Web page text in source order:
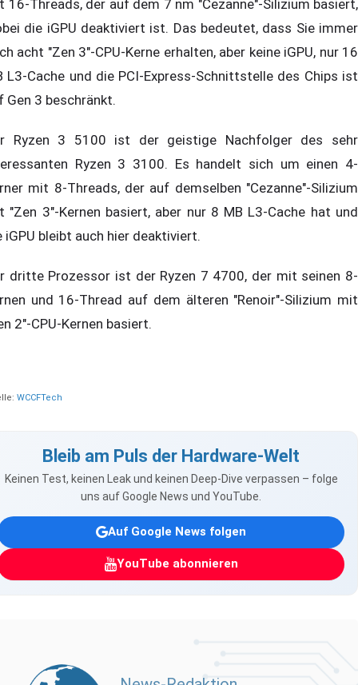
16-Threads, der auf dem 7 nm "Cezanne"-Silizium basiert,
die iGPU deaktiviert ist. Das bedeutet, dass Sie immer
acht "Zen 3"-CPU-Kerne erhalten, aber keine iGPU, nur 16
L3-Cache und die PCI-Express-Schnittstelle des Chips ist
Gen 3 beschränkt.
Ryzen 3 5100 ist der geistige Nachfolger des sehr
Ryzen 3 3100. Es handelt sich um einen 4-
mit 8-Threads, der auf demselben "Cezanne"-Silizium
"Zen 3"-Kernen basiert, aber nur 8 MB L3-Cache hat und
iGPU bleibt auch hier deaktiviert.
dritte Prozessor ist der Ryzen 7 4700, der mit seinen 8-
und 16-Thread auf dem älteren "Renoir"-Silizium mit
2"-CPU-Kernen basiert.
WCCFTech
Bleib am Puls der Hardware-Welt
Keinen Test, keinen Leak und keinen Deep-Dive verpassen – folge
uns auf Google News und YouTube.
Auf Google News folgen
YouTube abonnieren